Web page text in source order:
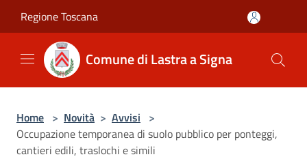
Regione Toscana
Comune di Lastra a Signa
Home > Novità > Avvisi >
Occupazione temporanea di suolo pubblico per ponteggi,
cantieri edili, traslochi e simili